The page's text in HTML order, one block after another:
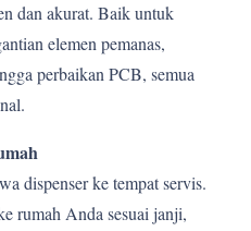
dan akurat. Baik untuk
elemen pemanas,
perbaikan PCB, semua
dispenser ke tempat servis.
rumah Anda sesuai janji,